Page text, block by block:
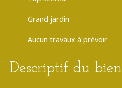
Grand jardin
Aucun travaux à prévoir
Descriptif du bien